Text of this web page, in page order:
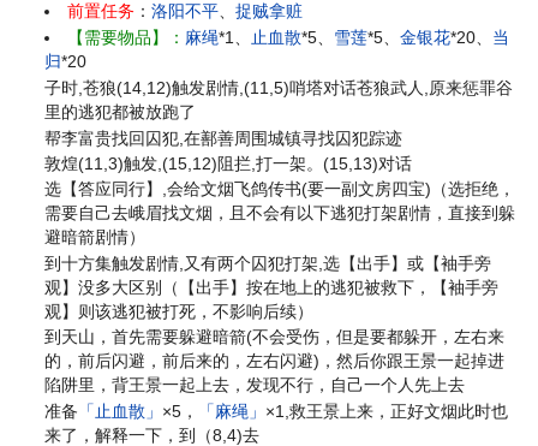
前置任务 ：洛阳不平 、捉贼拿赃
【需要物品】： 麻绳*1、 止血散*5、 雪莲*5、金银花*20、 当
归*20
子时,苍狼(14,12)触发剧情,(11,5)哨塔对话苍狼武人,原来惩罪谷
里的逃犯都被放跑了
帮李富贵找回囚犯,在鄯善周围城镇寻找囚犯踪迹
敦煌(11,3)触发,(15,12)阻拦,打一架。(15,13)对话
选【答应同行】,会给文烟飞鸽传书(要一副文房四宝)（选拒绝，
需要自己去峨眉找文烟，且不会有以下逃犯打架剧情，直接到躲
避暗箭剧情）
到十方集触发剧情,又有两个囚犯打架,选【出手】或【袖手旁
观】没多大区别（【出手】按在地上的逃犯被救下，【袖手旁
观】则该逃犯被打死，不影响后续）
到天山，首先需要躲避暗箭(不会受伤，但是要都躲开，左右来
的，前后闪避，前后来的，左右闪避)，然后你跟王景一起掉进
陷阱里，背王景一起上去，发现不行，自己一个人先上去
准备 「止血散」 ×5， 「麻绳」 ×1,救王景上来，正好文烟此时也
来了，解释一下，到（8,4)去